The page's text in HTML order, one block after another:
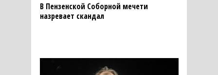
В Пензенской Соборной мечети
назревает скандал